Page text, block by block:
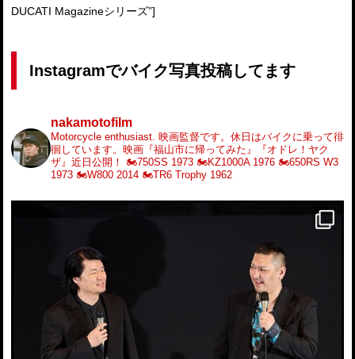
DUCATI Magazineシリーズ”]
Instagramでバイク写真投稿してます
nakamotofilm
Motorcycle enthusiast. 映画監督です。休日はバイクに乗って徘
徊しています。映画『福山市に帰ってみた』『オドレ！ヤク
ザ』近日公開！
🏍️750SS 1973 🏍️KZ1000A 1976 🏍️650RS W3
1973 🏍️W800 2014 🏍️TR6 Trophy 1962